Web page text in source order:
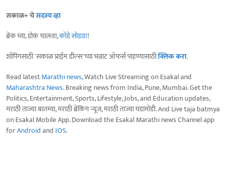
सकाळ+ चेसदस्य व्हा
ब्रेक घ्या, डोकं चालवा,कोडे सोडवा!
शॉपिंगसाठी 'सकाळ प्राईम डील्स'च्या भन्नाट ऑफर्स पाहण्यासाठीक्लिक करा.
Read latestMarathi news, Watch Live Streaming on Esakal and
Maharashtra News. Breaking news from India, Pune, Mumbai. Get the
Politics, Entertainment, Sports, Lifestyle, Jobs, and Education updates,
मराठी ताज्या बातम्या, मराठी ब्रेकिंग न्यूज, मराठी ताज्या घडामोडी. And Live taja batmya
on Esakal Mobile App. Download the Esakal Marathi news Channel app
forAndroidand IOS.